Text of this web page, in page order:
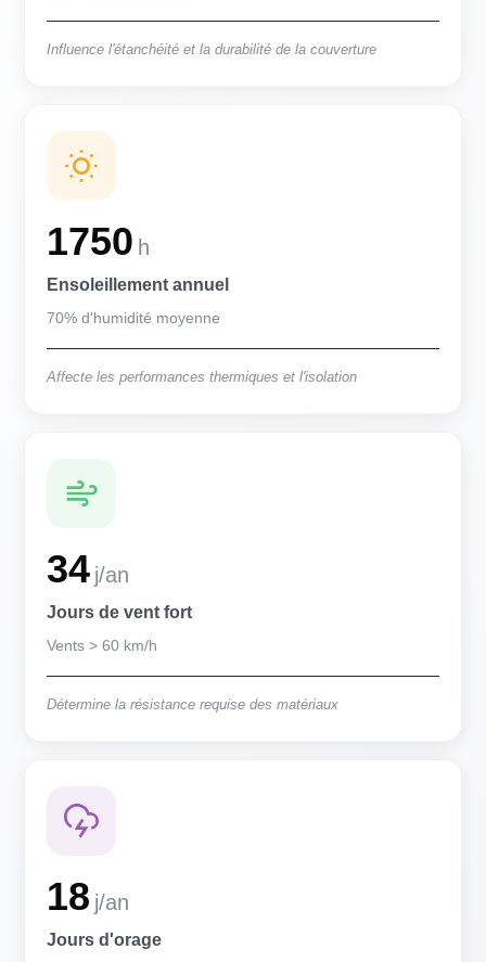
Influence l'étanchéité et la durabilité de la couverture
1750 h
Ensoleillement annuel
70% d'humidité moyenne
Affecte les performances thermiques et l'isolation
34 j/an
Jours de vent fort
Vents > 60 km/h
Détermine la résistance requise des matériaux
18 j/an
Jours d'orage